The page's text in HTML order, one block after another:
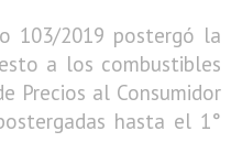
103/2019 postergó la
a los combustibles
Precios al Consumidor
hasta el 1°